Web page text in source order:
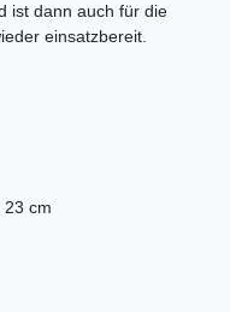
ist dann auch für die
einsatzbereit.
23 cm